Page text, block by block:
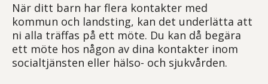
När ditt barn har flera kontakter med
kommun och landsting, kan det underlätta att
ni alla träffas på ett möte. Du kan då begära
ett möte hos någon av dina kontakter inom
socialtjänsten eller hälso- och sjukvården.